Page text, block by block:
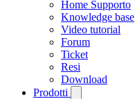
Home Supporto
Knowledge base
Video tutorial
Forum
Ticket
Resi
Download
Prodotti